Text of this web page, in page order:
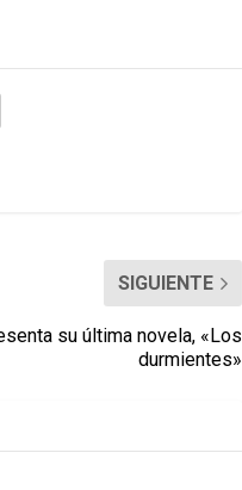
SIGUIENTE
su última novela, «Los
durmientes»